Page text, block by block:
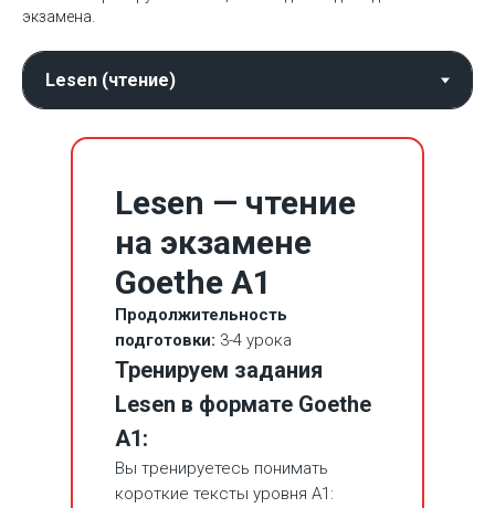
экзамена.
Lesen — чтение
на экзамене
Goethe A1
Продолжительность
подготовки: 3-4 урока
Тренируем задания
Lesen в формате Goethe
A1:
Вы тренируетесь понимать
короткие тексты уровня A1: